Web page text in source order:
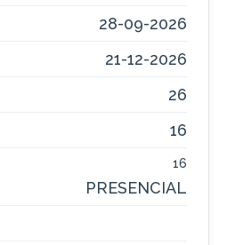
28-09-2026
21-12-2026
26
16
16
PRESENCIAL